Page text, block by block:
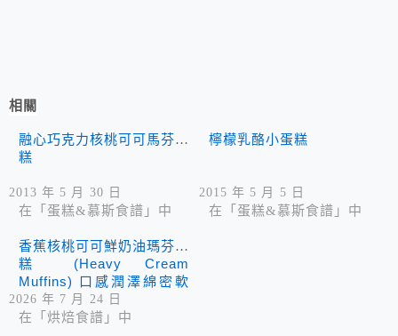
相關
融心巧克力核桃可可馬芬蛋
糕
2013 年 5 月 30 日
在「蛋糕&慕斯食譜」中
檸檬乳酪小蛋糕
2015 年 5 月 5 日
在「蛋糕&慕斯食譜」中
香蕉核桃可可鮮奶油瑪芬蛋
糕 (Heavy Cream
Muffins) 口感潤澤綿密軟
濡 香氣濃郁
2026 年 7 月 24 日
在「烘焙食譜」中